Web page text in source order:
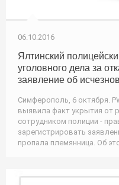
06.10.2016
Ялтинский
уголовного дела за
заявление об
Симферополь, 6 октября.
выявила факт укрытия от
сотрудником полиции -
зарегистрировать
пропала племянница. Об